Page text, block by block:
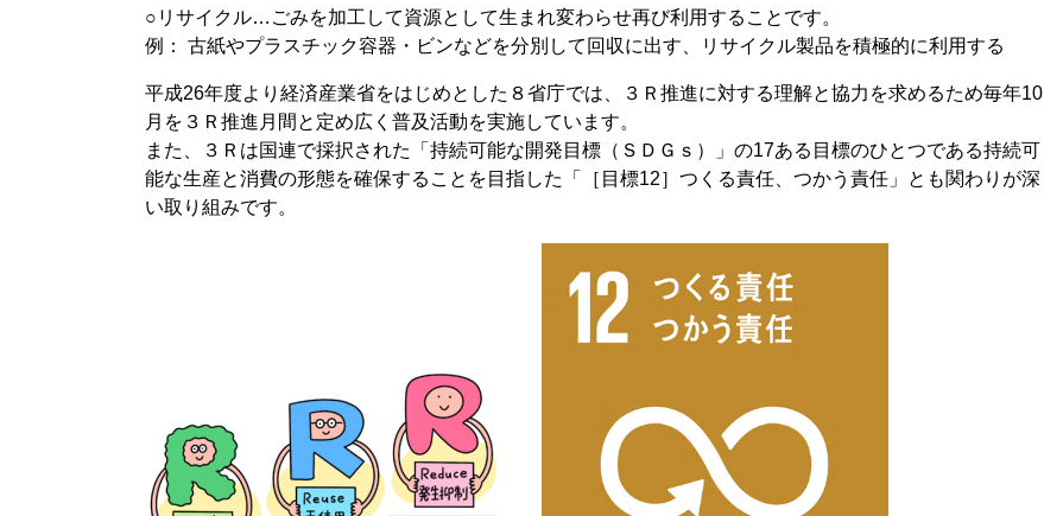
○リサイクル…ごみを加工して資源として生まれ変わらせ再び利用することです。
例： 古紙やプラスチック容器・ビンなどを分別して回収に出す、リサイクル製品を積極的に利用する
平成26年度より経済産業省をはじめとした８省庁では、３Ｒ推進に対する理解と協力を求めるため毎年10
月を３Ｒ推進月間と定め広く普及活動を実施しています。
また、３Ｒは国連で採択された「持続可能な開発目標（ＳＤＧｓ）」の17ある目標のひとつである持続可
能な生産と消費の形態を確保することを目指した「［目標12］つくる責任、つかう責任」とも関わりが深
い取り組みです。